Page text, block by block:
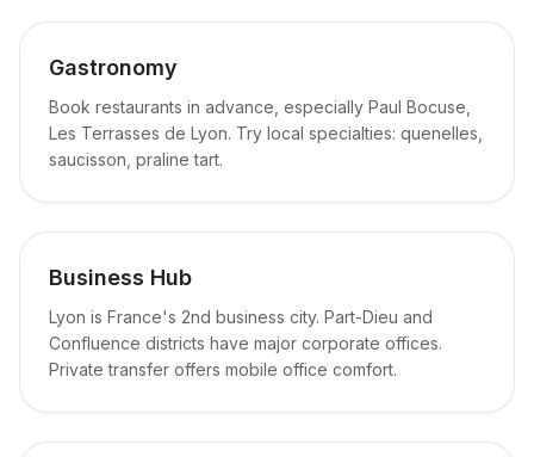
Gastronomy
Book restaurants in advance, especially Paul Bocuse,
Les Terrasses de Lyon. Try local specialties: quenelles,
saucisson, praline tart.
Business Hub
Lyon is France's 2nd business city. Part-Dieu and
Confluence districts have major corporate offices.
Private transfer offers mobile office comfort.